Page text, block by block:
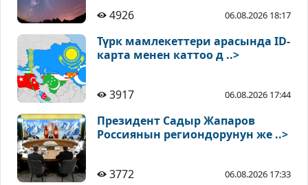
4926 06.08.2026 18:17
Түрк мамлекеттери арасында ID-
карта менен каттоо д ..>
3917 06.08.2026 17:44
Президент Садыр Жапаров
Россиянын региондорунун же ..>
3772 06.08.2026 17:33